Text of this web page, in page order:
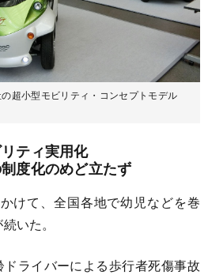
超小型モビリティ・コンセプトモデル
ティ実用化
度化のめど立たず
けて、全国各地で幼児などを巻
いた。
ライバーによる歩行者死傷事故